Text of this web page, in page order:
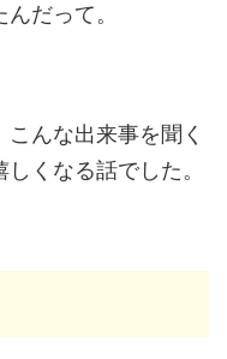
だって。
んな出来事を聞く
くなる話でした。